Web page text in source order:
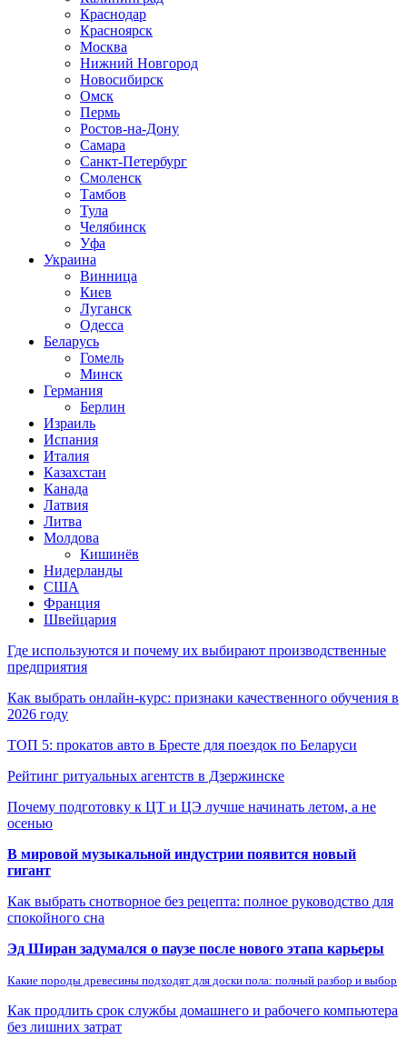
Краснодар
Красноярск
Москва
Нижний Новгород
Новосибирск
Омск
Пермь
Ростов-на-Дону
Самара
Санкт-Петербург
Смоленск
Тамбов
Тула
Челябинск
Уфа
Украина
Винница
Киев
Луганск
Одесса
Беларусь
Гомель
Минск
Германия
Берлин
Израиль
Испания
Италия
Казахстан
Канада
Латвия
Литва
Молдова
Кишинёв
Нидерланды
США
Франция
Швейцария
Где используются и почему их выбирают производственные
предприятия
Как выбрать онлайн-курс: признаки качественного обучения в
2026 году
ТОП 5: прокатов авто в Бресте для поездок по Беларуси
Рейтинг ритуальных агентств в Дзержинске
Почему подготовку к ЦТ и ЦЭ лучше начинать летом, а не
осенью
В мировой музыкальной индустрии появится новый
гигант
Как выбрать снотворное без рецепта: полное руководство для
спокойного сна
Эд Ширан задумался о паузе после нового этапа карьеры
Какие породы древесины подходят для доски пола: полный разбор и выбор
Как продлить срок службы домашнего и рабочего компьютера
без лишних затрат